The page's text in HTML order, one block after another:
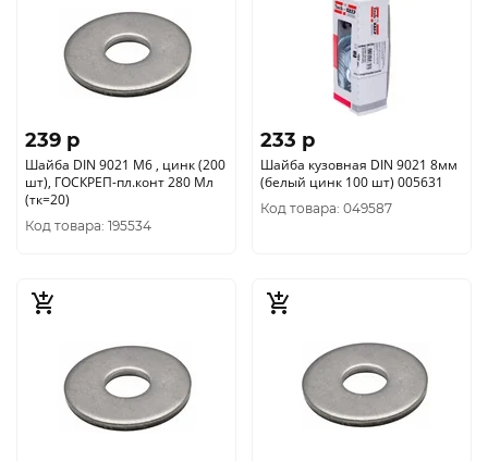
239 p
Шайба DIN 9021 М6 , цинк (200
шт), ГОСКРЕП-пл.конт 280 Мл
(тк=20)
Код товара: 195534
233 p
Шайба кузовная DIN 9021 8мм
(белый цинк 100 шт) 005631
Код товара: 049587